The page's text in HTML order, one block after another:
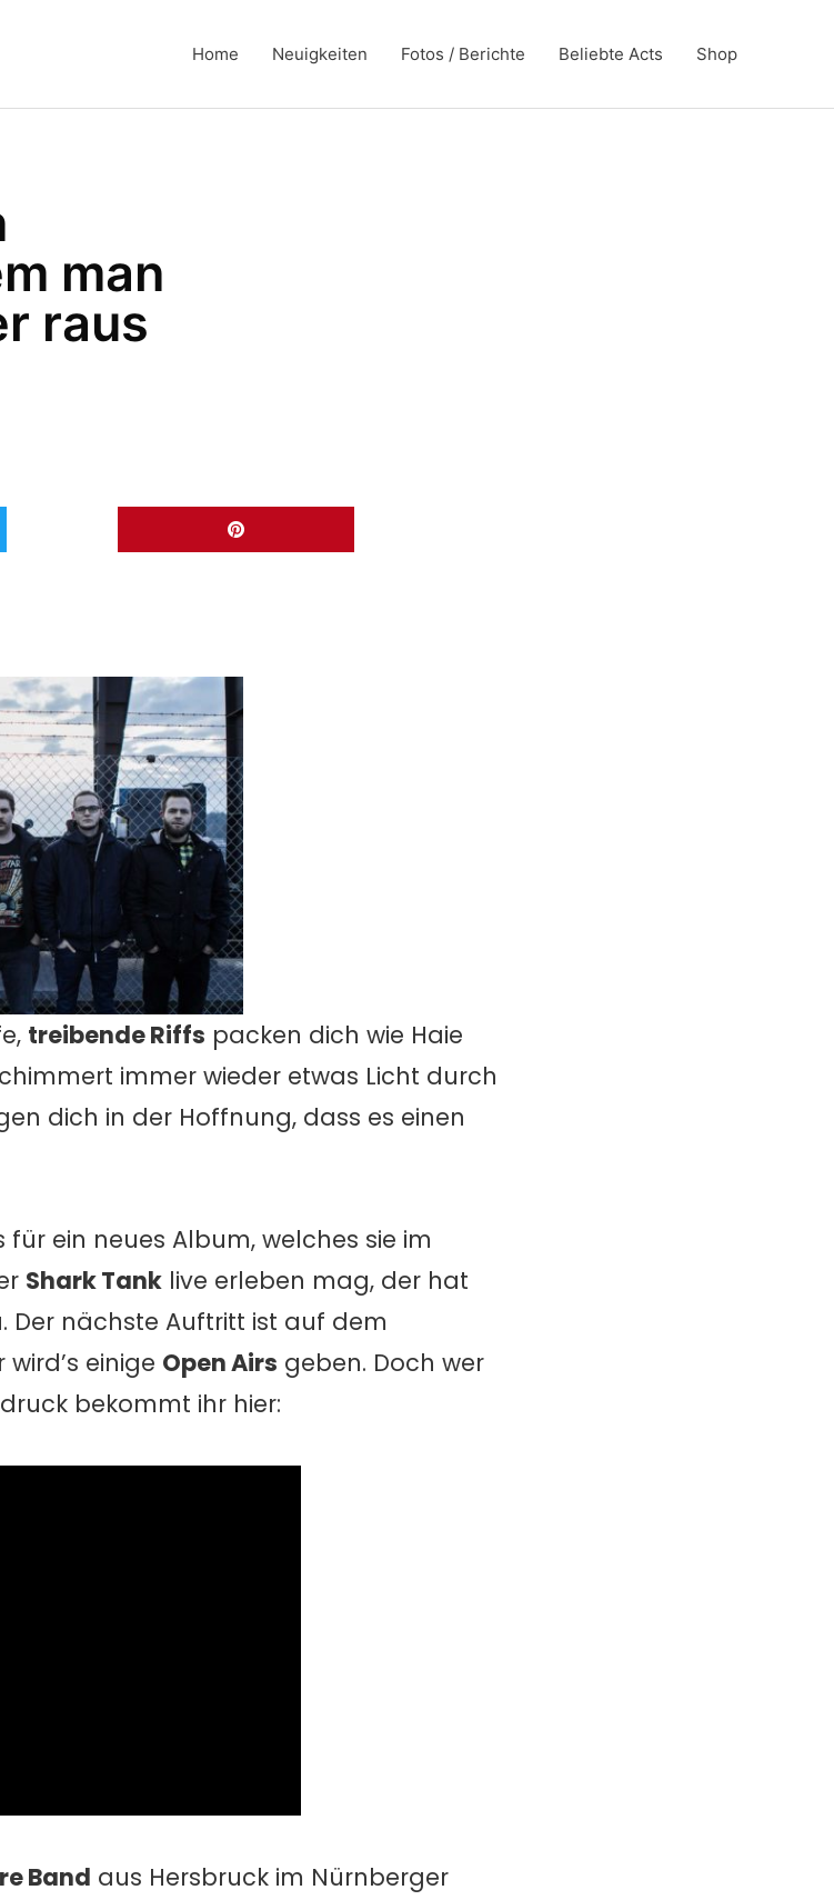
Home Neuigkeiten Fotos / Berichte Beliebte Acts Shop
man
raus
treibende Riffs packen dich wie Haie
immer wieder etwas Licht durch
dich in der Hoffnung, dass es einen
ein neues Album, welches sie im
Shark Tank live erleben mag, der hat
Der nächste Auftritt ist auf dem
einige Open Airs geben. Doch wer
bekommt ihr hier:
Band aus Hersbruck im Nürnberger